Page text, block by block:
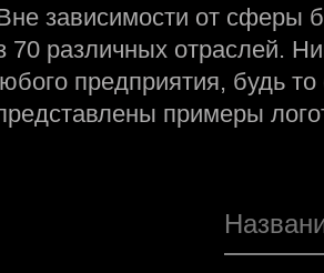
зависимости от сферы
70 различных отраслей.
предприятия, будь
примеры